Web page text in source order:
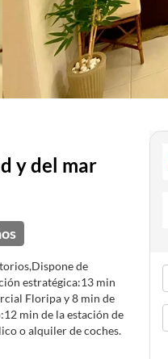
y del mar
de
estratégica:13 min
Floripa y 8 min de
min de la estación de
o alquiler de coches.